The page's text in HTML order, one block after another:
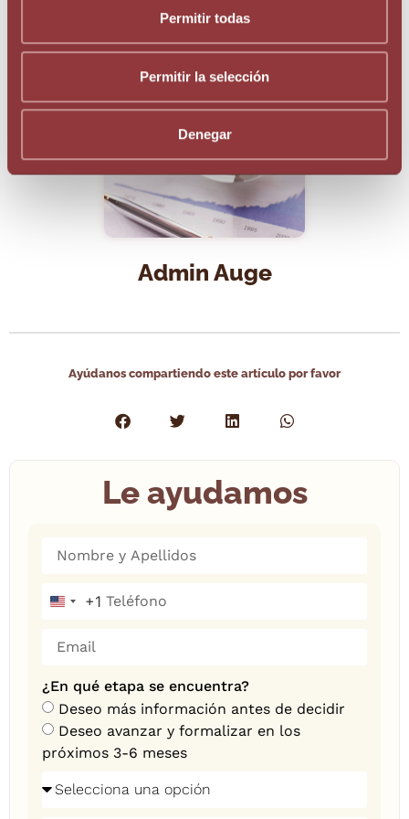
Permitir todas
Permitir la selección
Denegar
Admin Auge
Ayúdanos compartiendo este artículo por favor
Le ayudamos
United States +1
+1
¿En qué etapa se encuentra?
Deseo más información antes de decidir
Deseo avanzar y formalizar en los
próximos 3-6 meses